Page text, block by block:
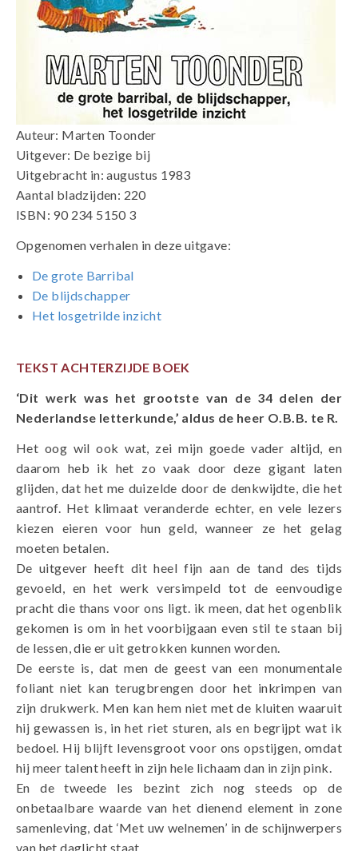
Auteur: Marten Toonder
Uitgever: De bezige bij
Uitgebracht in: augustus 1983
Aantal bladzijden: 220
ISBN: 90 234 5150 3
Opgenomen verhalen in deze uitgave:
De grote Barribal
De blijdschapper
Het losgetrilde inzicht
TEKST ACHTERZIJDE BOEK
‘Dit werk was het grootste van de 34 delen der
Nederlandse letterkunde,’ aldus de heer O.B.B. te R.
Het oog wil ook wat, zei mijn goede vader altijd, en
daarom heb ik het zo vaak door deze gigant laten
glijden, dat het me duizelde door de denkwijdte, die het
aantrof. Het klimaat veranderde echter, en vele lezers
kiezen eieren voor hun geld, wanneer ze het gelag
moeten betalen.
De uitgever heeft dit heel fijn aan de tand des tijds
gevoeld, en het werk versimpeld tot de eenvoudige
pracht die thans voor ons ligt. ik meen, dat het ogenblik
gekomen is om in het voorbijgaan even stil te staan bij
de lessen, die er uit getrokken kunnen worden.
De eerste is, dat men de geest van een monumentale
foliant niet kan terugbrengen door het inkrimpen van
zijn drukwerk. Men kan hem niet met de kluiten waaruit
hij gewassen is, in het riet sturen, als en begrijpt wat ik
bedoel. Hij blijft levensgroot voor ons opstijgen, omdat
hij meer talent heeft in zijn hele lichaam dan in zijn pink.
En de tweede les bezint zich nog steeds op de
onbetaalbare waarde van het dienend element in zone
samenleving, dat ‘Met uw welnemen’ in de schijnwerpers
van het daglicht staat.